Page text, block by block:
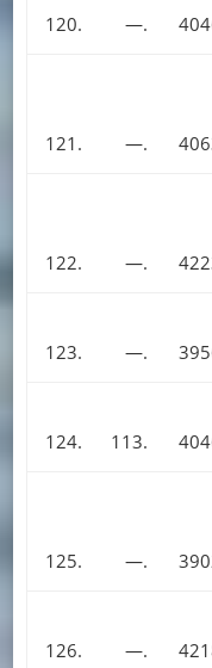
120. —.
121. —.
122. —.
123. —.
124. 113.
125. —.
126. —.